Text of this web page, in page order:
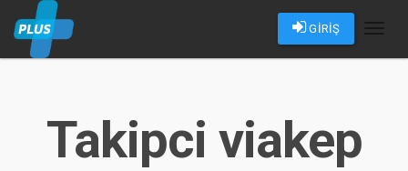
GİRİŞ
Takipci viakep